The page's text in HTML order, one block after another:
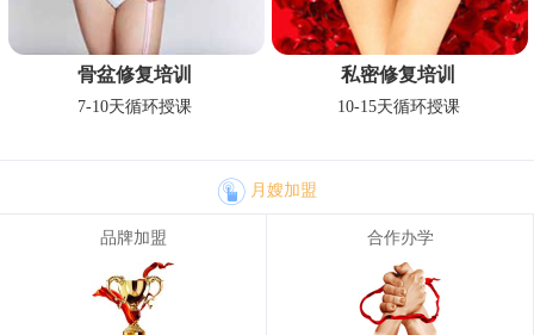
骨盆修复培训
7-10天循环授课
私密修复培训
10-15天循环授课
月嫂加盟
品牌加盟 合作办学